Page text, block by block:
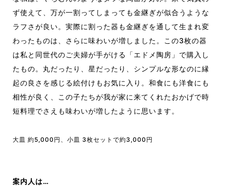
ず使えて、万が一割ってしまっても金継ぎが似合うような
ラフさが良い。実際に割った器も金継ぎを通して生まれ変
わったものは、さらに味わいが増しました。この3枚の器
は私と同世代のご夫婦が手がける「エドメ陶房」で購入し
たもの。丸だったり、星だったり、シンプルな形なのに縁
起の良さを感じる絵付けもお気に入り。和食にも洋食にも
相性が良く、この子たちが我が家に来てくれたおかげで時
短料理でさえも味わいが増したように思います。
大皿 約5,000円、小皿 3枚セットで約3,000円
案内人は…